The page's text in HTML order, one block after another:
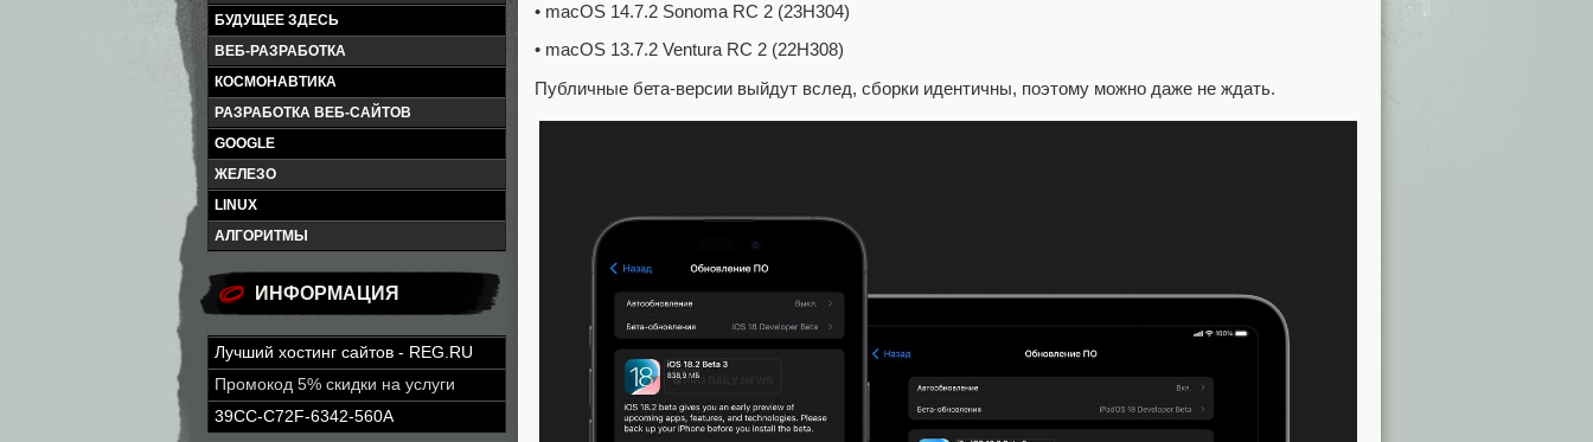
БУДУЩЕЕ ЗДЕСЬ
ВЕБ-РАЗРАБОТКА
КОСМОНАВТИКА
РАЗРАБОТКА ВЕБ-САЙТОВ
GOOGLE
ЖЕЛЕЗО
LINUX
АЛГОРИТМЫ
ИНФОРМАЦИЯ
Лучший хостинг сайтов - REG.RU
Промокод 5% скидки на услуги
39CC-C72F-6342-560A
• macOS 14.7.2 Sonoma RC 2 (23H304)
• macOS 13.7.2 Ventura RC 2 (22H308)
Публичные бета-версии выйдут вслед, сборки идентичны, поэтому можно даже не ждать.